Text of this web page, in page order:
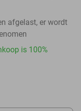
afgelast, er wordt
is 100%